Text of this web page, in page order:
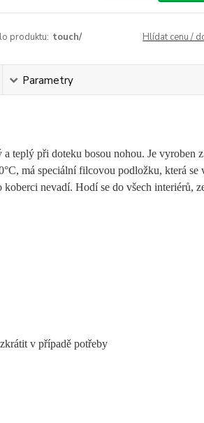
produktu: touch/ Hlídat cenu /
Parametry
teplý při doteku bosou nohou. Je vyroben
má speciální filcovou podložku, která se
koberci nevadí. Hodí se do všech interiérů,
v případě potřeby